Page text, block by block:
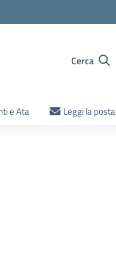
Cerca
e Ata Leggi la posta